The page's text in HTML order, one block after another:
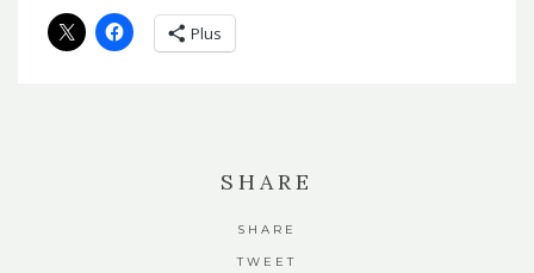
Plus
SHARE
SHARE
TWEET